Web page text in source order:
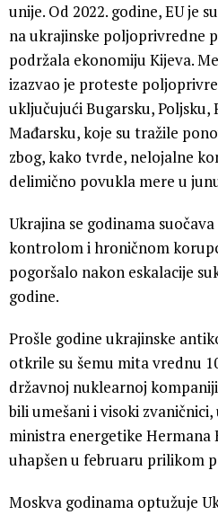
unije. Od 2022. godine, EU je
na ukrajinske poljoprivredne
podržala ekonomiju Kijeva.
izazvao je proteste
uključujući Bugarsku, Poljsku,
Mađarsku, koje su tražile
zbog, kako tvrde, nelojalne
delimično povukla mere u
Ukrajina se godinama
kontrolom i hroničnom
pogoršalo nakon eskalacije
godine.
Prošle godine ukrajinske
otkrile su šemu mita vrednu
državnoj nuklearnoj
bili umešani i visoki
ministra energetike Hermana
uhapšen u februaru prilikom
Moskva godinama optužuje